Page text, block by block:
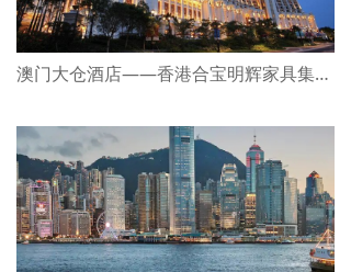
澳门大仓酒店——香港合宝明辉家具集团合作项目